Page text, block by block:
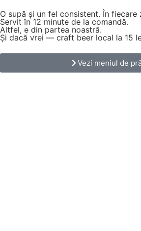
O supă și un fel consistent. În fiecare
Servit în 12 minute de la comandă.
Altfel, e din partea noastră.
Și dacă vrei — craft beer local la 15
Vezi meniul de